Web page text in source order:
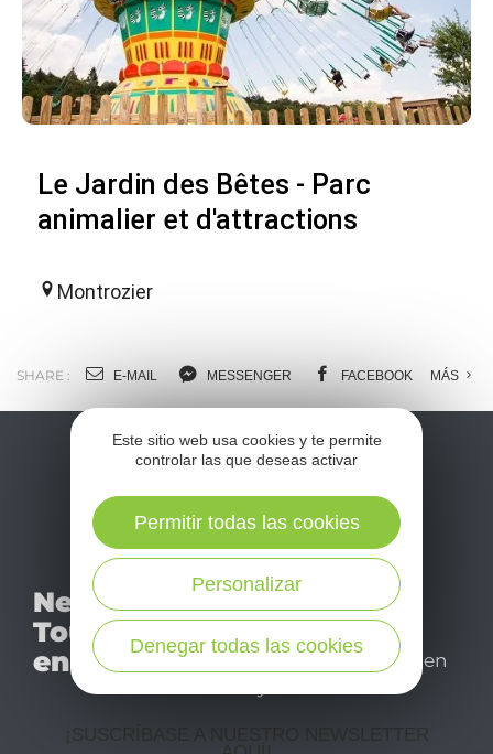
Le Jardin des Bêtes - Parc
animalier et d'attractions
Montrozier
SHARE : E-MAIL MESSENGER FACEBOOK MÁS
Newsletter
Tourismo
en Aveyron
No se pierda nuestro
mensual newsletter y
déjese inspirar para
disfrutar de su estancia en
Este sitio web usa cookies y te permite
controlar las que deseas activar
Denegar todas las cookies
Personalizar
Permitir todas las cookies